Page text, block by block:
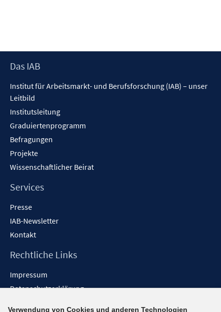
Footer
Das IAB
Institut für Arbeitsmarkt- und Berufsforschung (IAB) – unser
Leitbild
Institutsleitung
Graduiertenprogramm
Befragungen
Projekte
Wissenschaftlicher Beirat
Services
Presse
IAB-Newsletter
Kontakt
Rechtliche Links
Impressum
Datenschutzerklärung
Verwendung von Cookies und anderen Technologien